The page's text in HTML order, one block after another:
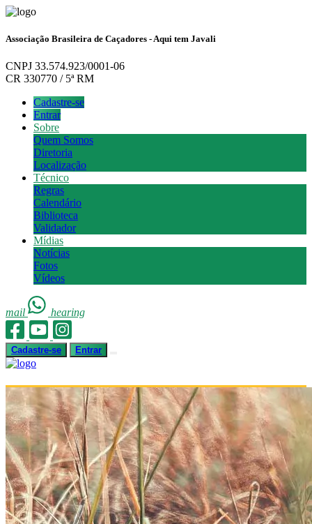
Associação Brasileira de Caçadores - Aqui tem Javali
CNPJ 33.574.923/0001-06
CR 330770 / 5ª RM
Cadastre-se
Entrar
Sobre
Quem Somos
Diretoria
Localização
Técnico
Regras
Calendário
Biblioteca
Validador
Mídias
Notícias
Fotos
Vídeos
mail hearing
Cadastre-se Entrar